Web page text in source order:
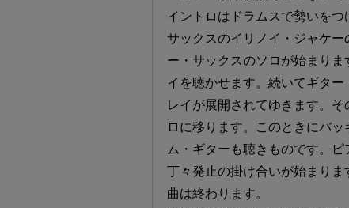
イントロはドラムスで勢いをつ
サックスのイリノイ・ジャケー
ー・サックスのソロが始まりま
イを聴かせます。続いてギタ
レイが展開されてゆきます。
ロに移ります。このときにバ
ム・ギターも聴きものです。
丁々発止の掛け合いが始まり
曲は終わります。